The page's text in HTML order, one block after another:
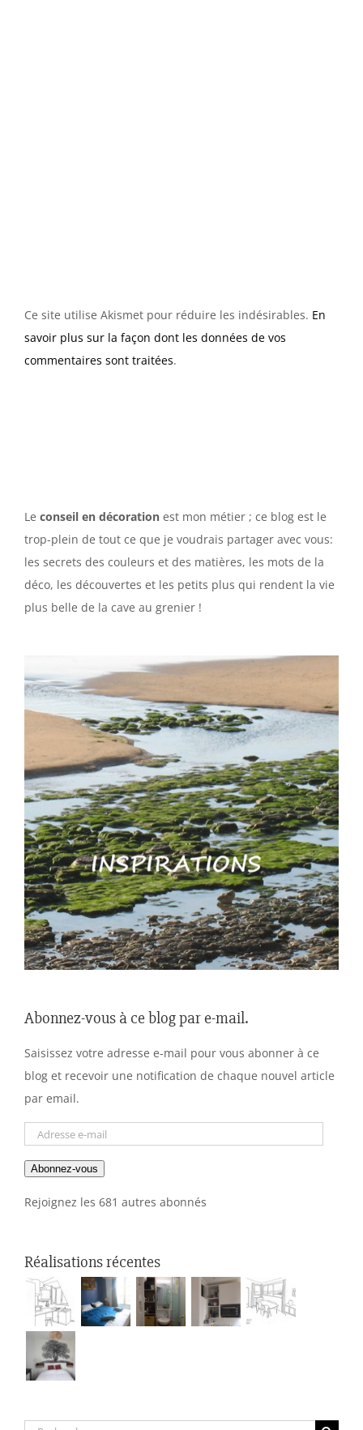
Ce site utilise Akismet pour réduire les indésirables. En
savoir plus sur la façon dont les données de vos
commentaires sont traitées.
Le conseil en décoration est mon métier ; ce blog est le
trop-plein de tout ce que je voudrais partager avec vous:
les secrets des couleurs et des matières, les mots de la
déco, les découvertes et les petits plus qui rendent la vie
plus belle de la cave au grenier !
Abonnez-vous à ce blog par e-mail.
Saisissez votre adresse e-mail pour vous abonner à ce
blog et recevoir une notification de chaque nouvel article
par email.
Adresse
mail
Abonnez-vous
Rejoignez les 681 autres abonnés
Réalisations récentes